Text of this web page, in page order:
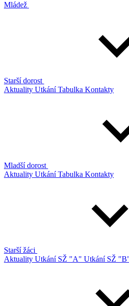
Mládež
Starší dorost
Aktuality UtkáníTabulka Kontakty
Mladší dorost
Aktuality UtkáníTabulka Kontakty
Starší žáci
Aktuality Utkání SŽ "A" Utkání SŽ